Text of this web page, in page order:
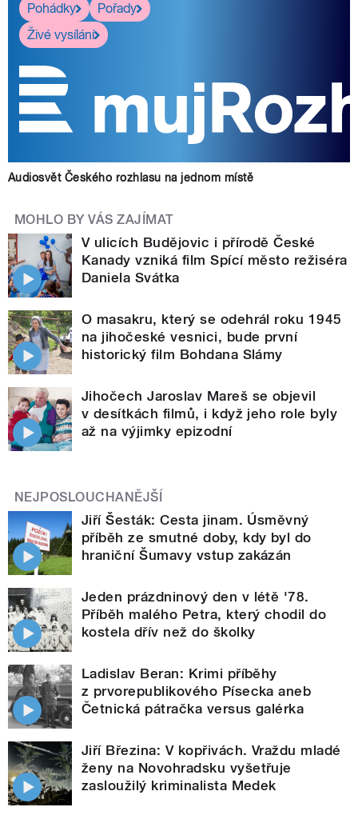
Pohádky
Pořady
Živé vysílání
Audiosvět Českého rozhlasu na jednom místě
MOHLO BY VÁS ZAJÍMAT
V ulicích Budějovic i přírodě České
Kanady vzniká film Spící město režiséra
Daniela Svátka
O masakru, který se odehrál roku 1945
na jihočeské vesnici, bude první
historický film Bohdana Slámy
Jihočech Jaroslav Mareš se objevil
v desítkách filmů, i když jeho role byly
až na výjimky epizodní
NEJPOSLOUCHANĚJŠÍ
Jiří Šesták: Cesta jinam. Úsměvný
příběh ze smutné doby, kdy byl do
hraniční Šumavy vstup zakázán
Jeden prázdninový den v létě '78.
Příběh malého Petra, který chodil do
kostela dřív než do školky
Ladislav Beran: Krimi příběhy
z prvorepublikového Písecka aneb
Četnická pátračka versus galérka
Jiří Březina: V kopřivách. Vraždu mladé
ženy na Novohradsku vyšetřuje
zasloužilý kriminalista Medek